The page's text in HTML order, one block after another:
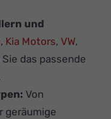
und
, Kia Motors, VW,
das passende
Von
geräumige